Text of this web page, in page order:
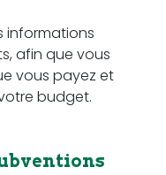
informations
afin que vous
vous payez et
budget.